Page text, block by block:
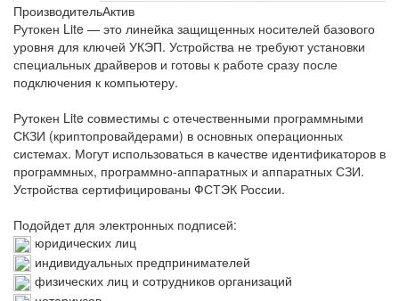
ПроизводительАктив
Рутокен Lite — это линейка защищенных носителей базового
уровня для ключей УКЭП. Устройства не требуют установки
специальных драйверов и готовы к работе сразу после
подключения к компьютеру.
Рутокен Lite совместимы с отечественными программными
СКЗИ (криптопровайдерами) в основных операционных
системах. Могут использоваться в качестве идентификаторов в
программных, программно-аппаратных и аппаратных СЗИ.
Устройства сертифицированы ФСТЭК России.
Подойдет для электронных подписей:
юридических лиц
индивидуальных предпринимателей
физических лиц и сотрудников организаций